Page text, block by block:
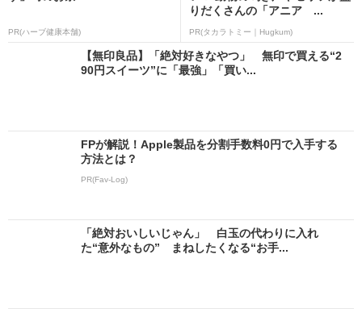
PR(ハーブ健康本舗)
りだくさんの「アニア ...
PR(タカラトミー｜Hugkum)
【無印良品】「絶対好きなやつ」 無印で買える“2
90円スイーツ”に「最強」「買い...
FPが解説！Apple製品を分割手数料0円で入手する
方法とは？
PR(Fav-Log)
「絶対おいしいじゃん」 白玉の代わりに入れ
た“意外なもの” まねしたくなる“お手...